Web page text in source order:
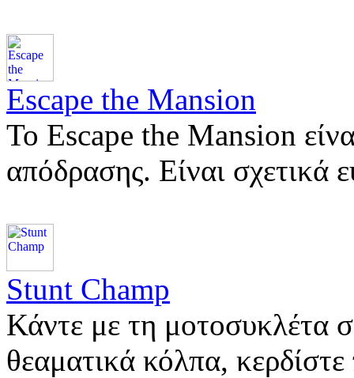
Escape the Mansion
Το Escape the Mansion
απόδρασης. Είναι
Stunt Champ
Κάντε με τη μοτοσυκλέτα
θεαματικά κόλπα,